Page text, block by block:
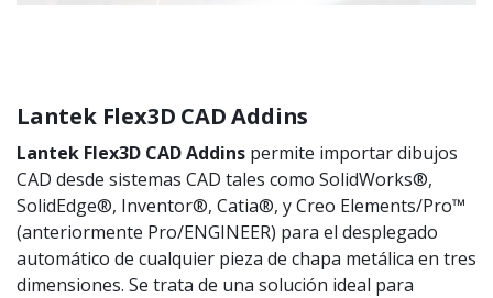
Lantek Flex3D CAD Addins
Lantek Flex3D CAD Addins permite importar dibujos
CAD desde sistemas CAD tales como SolidWorks®,
SolidEdge®, Inventor®, Catia®, y Creo Elements/Pro™
(anteriormente Pro/ENGINEER) para el desplegado
automático de cualquier pieza de chapa metálica en tres
dimensiones. Se trata de una solución ideal para